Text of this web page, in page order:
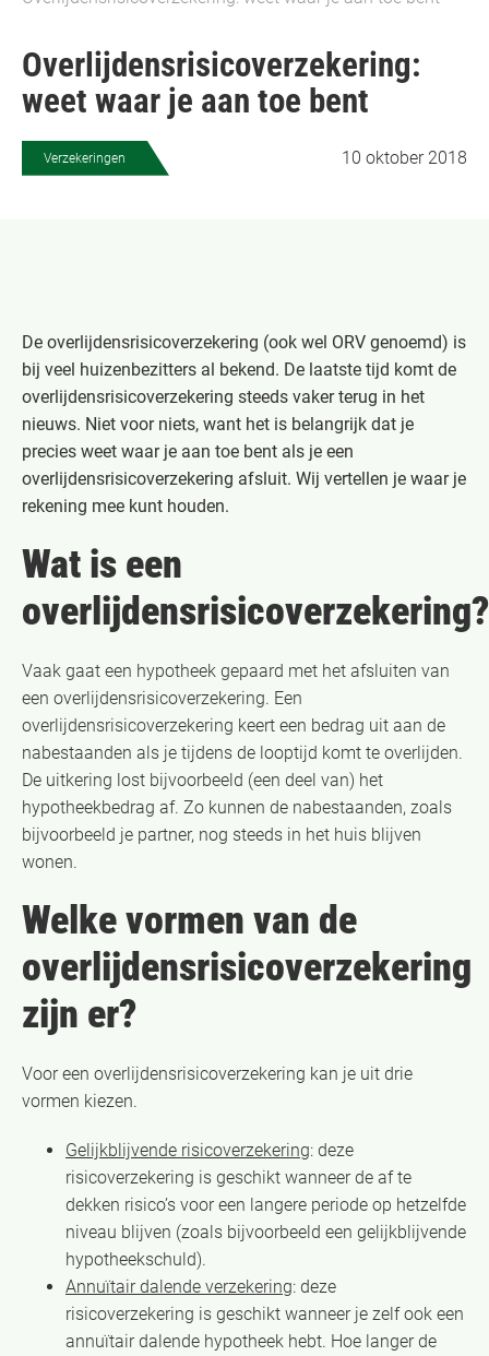
Overlijdensrisicoverzekering:
weet waar je aan toe bent
Verzekeringen 10 oktober 2018
De overlijdensrisicoverzekering (ook wel ORV genoemd) is
bij veel huizenbezitters al bekend. De laatste tijd komt de
overlijdensrisicoverzekering steeds vaker terug in het
nieuws. Niet voor niets, want het is belangrijk dat je
precies weet waar je aan toe bent als je een
overlijdensrisicoverzekering afsluit. Wij vertellen je waar je
rekening mee kunt houden.
Wat is een
overlijdensrisicoverzekering?
Vaak gaat een hypotheek gepaard met het afsluiten van
een overlijdensrisicoverzekering. Een
overlijdensrisicoverzekering keert een bedrag uit aan de
nabestaanden als je tijdens de looptijd komt te overlijden.
De uitkering lost bijvoorbeeld (een deel van) het
hypotheekbedrag af. Zo kunnen de nabestaanden, zoals
bijvoorbeeld je partner, nog steeds in het huis blijven
wonen.
Welke vormen van de
overlijdensrisicoverzekering
zijn er?
Voor een overlijdensrisicoverzekering kan je uit drie
vormen kiezen.
Gelijkblijvende risicoverzekering: deze
risicoverzekering is geschikt wanneer de af te
dekken risico’s voor een langere periode op hetzelfde
niveau blijven (zoals bijvoorbeeld een gelijkblijvende
hypotheekschuld).
Annuïtair dalende verzekering: deze
risicoverzekering is geschikt wanneer je zelf ook een
annuïtair dalende hypotheek hebt. Hoe langer de